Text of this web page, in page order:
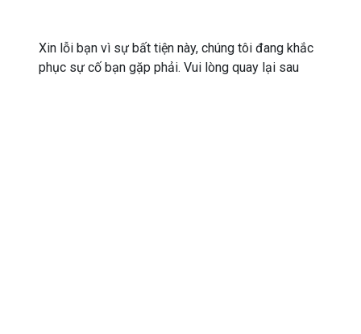
Xin lỗi bạn vì sự bất tiện này, chúng tôi đang khắc
phục sự cố bạn gặp phải. Vui lòng quay lại sau